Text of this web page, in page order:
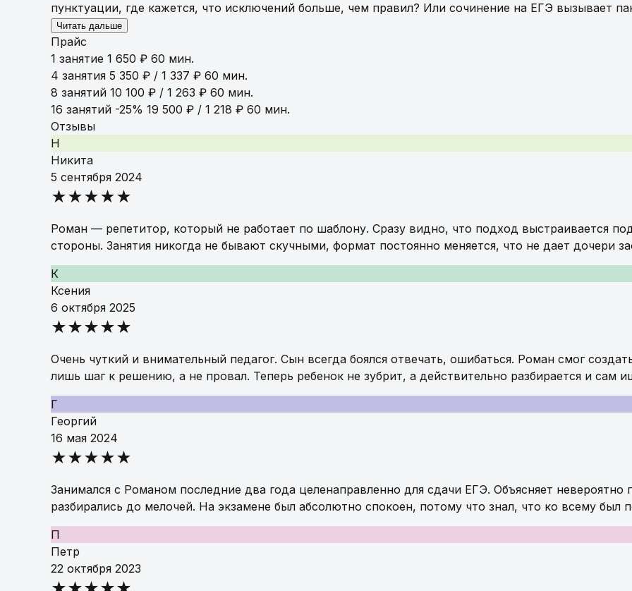
пунктуации, где кажется, что исключений больше, чем правил? Или сочинение на ЕГЭ вызывает
Читать дальше
Прайс
1 занятие 1 650 ₽ 60 мин.
4 занятия 5 350 ₽ / 1 337 ₽ 60 мин.
8 занятий 10 100 ₽ / 1 263 ₽ 60 мин.
16 занятий -25% 19 500 ₽ / 1 218 ₽ 60 мин.
Отзывы
Н
Никита
5 сентября 2024
★★★★★
Роман — репетитор, который не работает по шаблону. Сразу видно, что подход выстраивается
стороны. Занятия никогда не бывают скучными, формат постоянно меняется, что не дает дочери
К
Ксения
6 октября 2025
★★★★★
Очень чуткий и внимательный педагог. Сын всегда боялся отвечать, ошибаться. Роман смог
лишь шаг к решению, а не провал. Теперь ребенок не зубрит, а действительно разбирается и сам
Г
Георгий
16 мая 2024
★★★★★
Занимался с Романом последние два года целенаправленно для сдачи ЕГЭ. Объясняет
разбирались до мелочей. На экзамене был абсолютно спокоен, потому что знал, что ко всему был
П
Петр
22 октября 2023